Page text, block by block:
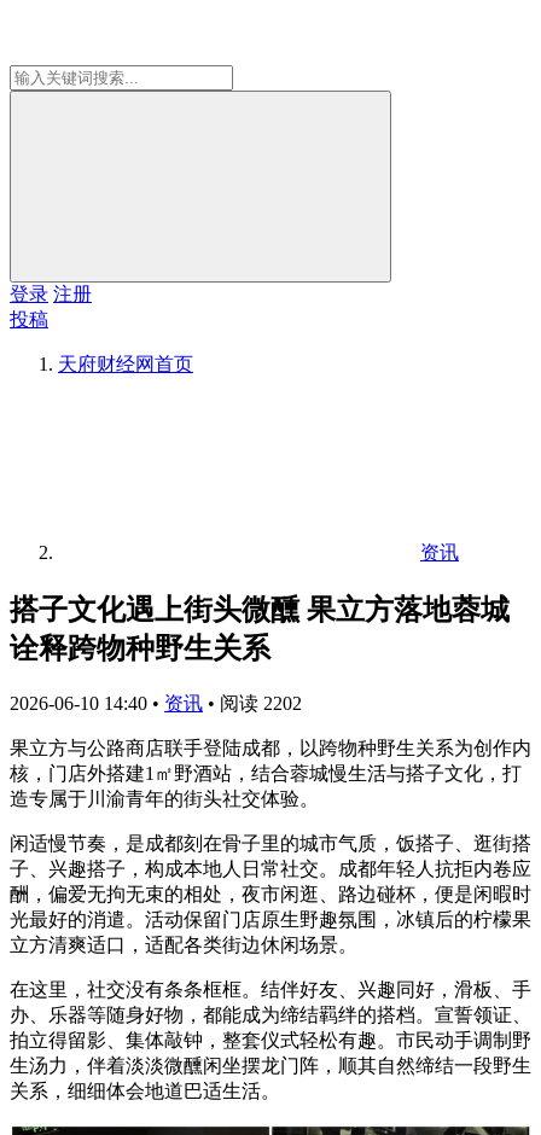
登录 注册
投稿
天府财经网首页
资讯
搭子文化遇上街头微醺 果立方落地蓉城
诠释跨物种野生关系
2026-06-10 14:40 • 资讯 • 阅读 2202
果立方与公路商店联手登陆成都，以跨物种野生关系为创作内
核，门店外搭建1㎡野酒站，结合蓉城慢生活与搭子文化，打
造专属于川渝青年的街头社交体验。
闲适慢节奏，是成都刻在骨子里的城市气质，饭搭子、逛街搭
子、兴趣搭子，构成本地人日常社交。成都年轻人抗拒内卷应
酬，偏爱无拘无束的相处，夜市闲逛、路边碰杯，便是闲暇时
光最好的消遣。活动保留门店原生野趣氛围，冰镇后的柠檬果
立方清爽适口，适配各类街边休闲场景。
在这里，社交没有条条框框。结伴好友、兴趣同好，滑板、手
办、乐器等随身好物，都能成为缔结羁绊的搭档。宣誓领证、
拍立得留影、集体敲钟，整套仪式轻松有趣。市民动手调制野
生汤力，伴着淡淡微醺闲坐摆龙门阵，顺其自然缔结一段野生
关系，细细体会地道巴适生活。